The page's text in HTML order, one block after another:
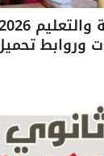
وروابط